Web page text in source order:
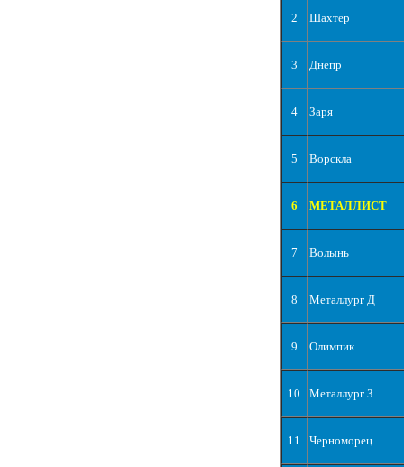
2 Шахтер
3 Днепр
4 Заря
5 Ворскла
6 МЕТАЛЛИСТ
7 Волынь
8 Металлург Д
9 Олимпик
10 Металлург З
11 Черноморец